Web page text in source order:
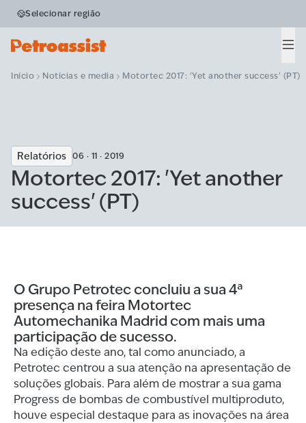
Selecionar região
Início Notícias e media Motortec 2017: 'Yet another success' (PT)
Relatórios 06 · 11 · 2019
Motortec 2017: 'Yet another
success' (PT)
O Grupo Petrotec concluiu a sua 4ª
presença na feira Motortec
Automechanika Madrid com mais uma
participação de sucesso.
Na edição deste ano, tal como anunciado, a
Petrotec centrou a sua atenção na apresentação de
soluções globais. Para além de mostrar a sua gama
Progress de bombas de combustível multiproduto,
houve especial destaque para as inovações na área